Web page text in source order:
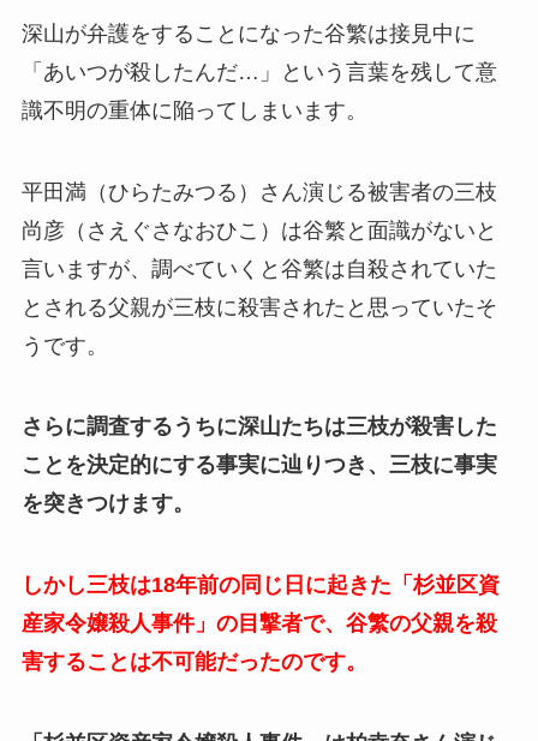
深山が弁護をすることになった谷繁は接見中に
「あいつが殺したんだ…」という言葉を残して意
識不明の重体に陥ってしまいます。
平田満（ひらたみつる）さん演じる被害者の三枝
尚彦（さえぐさなおひこ）は谷繁と面識がないと
言いますが、調べていくと谷繁は自殺されていた
とされる父親が三枝に殺害されたと思っていたそ
うです。
さらに調査するうちに深山たちは三枝が殺害した
ことを決定的にする事実に辿りつき、三枝に事実
を突きつけます。
しかし三枝は18年前の同じ日に起きた「杉並区資
産家令嬢殺人事件」の目撃者で、谷繁の父親を殺
害することは不可能だったのです。